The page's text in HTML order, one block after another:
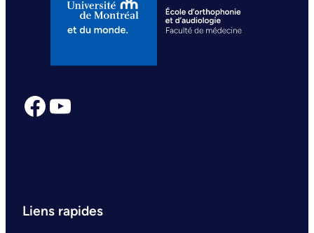
Facebook YouTube
Liens rapides